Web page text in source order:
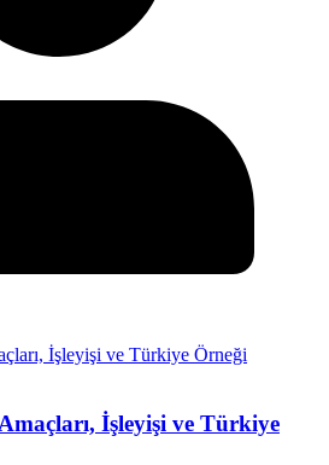
İşleyişi ve Türkiye